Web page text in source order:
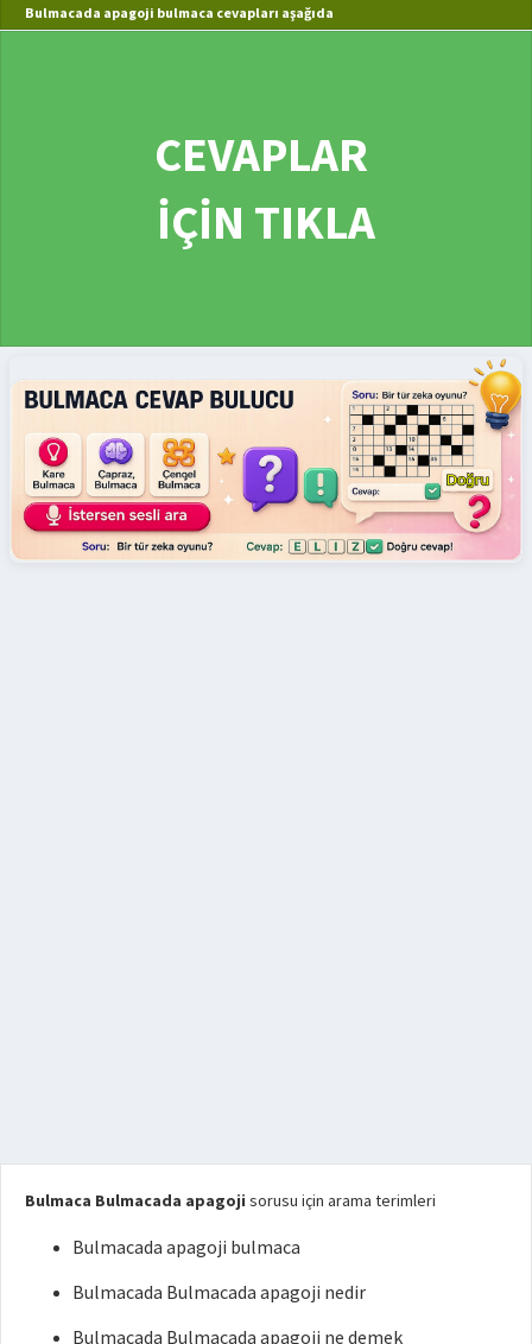
Bulmacada apagoji bulmaca cevapları aşağıda
CEVAPLAR
İÇİN TIKLA
Bulmaca Bulmacada apagoji sorusu için arama terimleri
Bulmacada apagoji bulmaca
Bulmacada Bulmacada apagoji nedir
Bulmacada Bulmacada apagoji ne demek